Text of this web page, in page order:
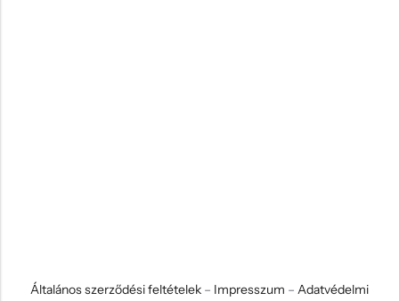
Általános szerződési feltételek – Impresszum – Adatvédelmi